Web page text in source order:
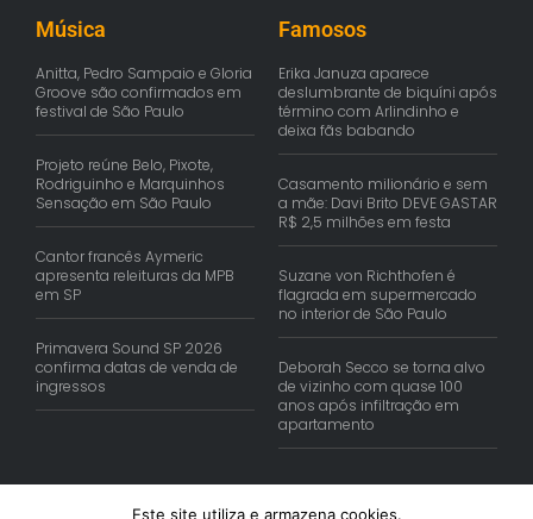
Música
Anitta, Pedro Sampaio e Gloria
Groove são confirmados em
festival de São Paulo
Projeto reúne Belo, Pixote,
Rodriguinho e Marquinhos
Sensação em São Paulo
Cantor francês Aymeric
apresenta releituras da MPB
em SP
Primavera Sound SP 2026
confirma datas de venda de
ingressos
Famosos
Erika Januza aparece
deslumbrante de biquíni após
término com Arlindinho e
deixa fãs babando
Casamento milionário e sem
a mãe: Davi Brito DEVE GASTAR
R$ 2,5 milhões em festa
Suzane von Richthofen é
flagrada em supermercado
no interior de São Paulo
Deborah Secco se torna alvo
de vizinho com quase 100
anos após infiltração em
apartamento
Este site utiliza e armazena cookies.